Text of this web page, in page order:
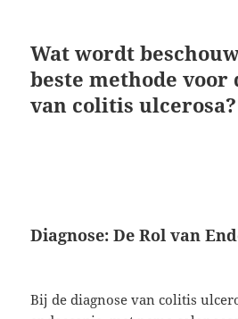
Wat wordt
beste methode voor
van colitis ulcerosa?
Diagnose: De Rol van
Bij de diagnose van colitis